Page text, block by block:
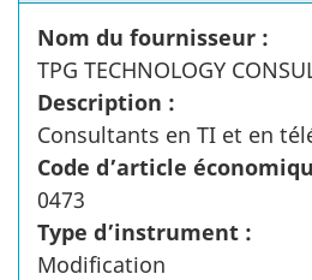
Nom du fournisseur :
TPG TECHNOLOGY
Description :
Consultants en TI et en
Code d’article
0473
Type d’instrument :
Modification